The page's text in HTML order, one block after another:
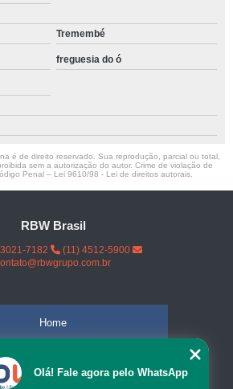
Tremembé
freguesia do ó
é de direito reservado. Sua reprodução, parcial ou total,
sem a autorização do autor. Crime de violação de
Penal – Lei 9610/98 - Lei de direitos autorais
RBW Brasil
7182
(11) 4512-5900
Home
Empresa
Olá! Fale agora pelo WhatsApp